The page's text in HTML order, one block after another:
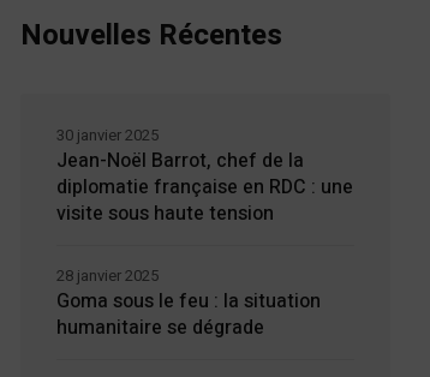
Nouvelles Récentes
Jean-Noël Barrot, chef de la
diplomatie française en RDC : une
visite sous haute tension
30 janvier 2025
Goma sous le feu : la situation
humanitaire se dégrade
28 janvier 2025